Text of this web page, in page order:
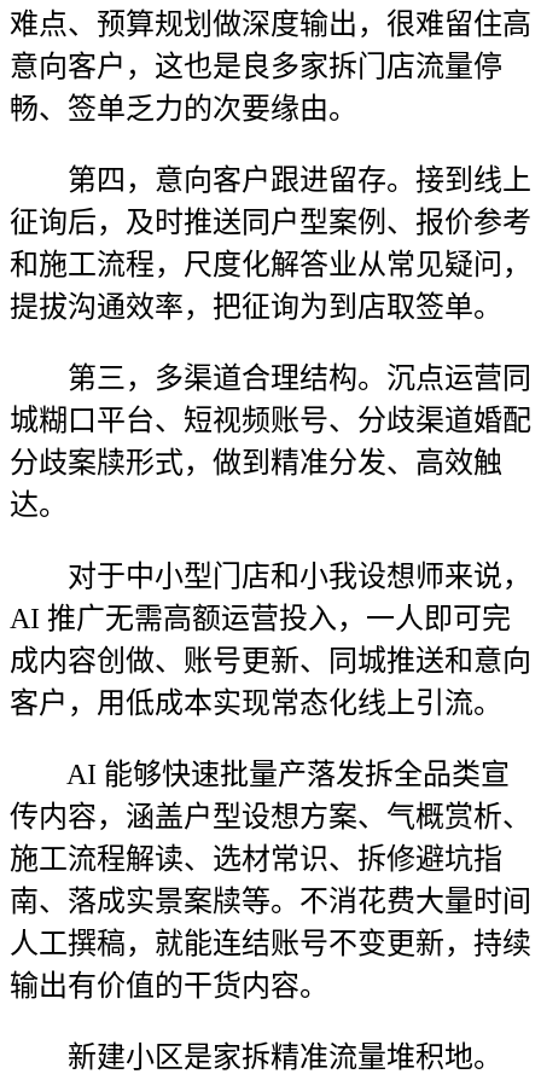
难点、预算规划做深度输出，很难留住高
意向客户，这也是良多家拆门店流量停
畅、签单乏力的次要缘由。
第四，意向客户跟进留存。接到线上
征询后，及时推送同户型案例、报价参考
和施工流程，尺度化解答业从常见疑问，
提拔沟通效率，把征询为到店取签单。
第三，多渠道合理结构。沉点运营同
城糊口平台、短视频账号、分歧渠道婚配
分歧案牍形式，做到精准分发、高效触
达。
对于中小型门店和小我设想师来说，
AI 推广无需高额运营投入，一人即可完
成内容创做、账号更新、同城推送和意向
客户，用低成本实现常态化线上引流。
AI 能够快速批量产落发拆全品类宣
传内容，涵盖户型设想方案、气概赏析、
施工流程解读、选材常识、拆修避坑指
南、落成实景案牍等。不消花费大量时间
人工撰稿，就能连结账号不变更新，持续
输出有价值的干货内容。
新建小区是家拆精准流量堆积地。